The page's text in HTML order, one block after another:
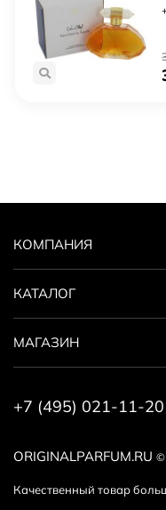
ORIGINALPARFUM.RU ©
Качественный товар
КОМПАНИЯ
КАТАЛОГ
МАГАЗИН
+7 (495) 021-11-20